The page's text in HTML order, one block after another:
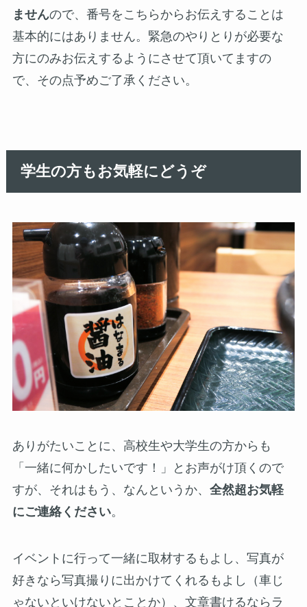
ませんので、番号をこちらからお伝えすることは
基本的にはありません。緊急のやりとりが必要な
方にのみお伝えするようにさせて頂いてますの
で、その点予めご了承ください。
学生の方もお気軽にどうぞ
ありがたいことに、高校生や大学生の方からも
「一緒に何かしたいです！」とお声がけ頂くので
すが、それはもう、なんというか、 全然超お気軽
にご連絡ください。
イベントに行って一緒に取材するもよし、写真が
好きなら写真撮りに出かけてくれるもよし（車じ
ゃないといけないとことか）、文章書けるならラ